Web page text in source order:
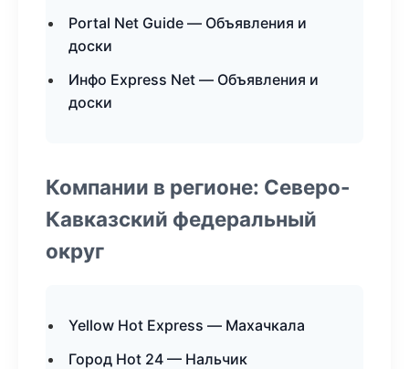
Portal Net Guide — Объявления и
доски
Инфо Express Net — Объявления и
доски
Компании в регионе: Северо-
Кавказский федеральный
округ
Yellow Hot Express — Махачкала
Город Hot 24 — Нальчик